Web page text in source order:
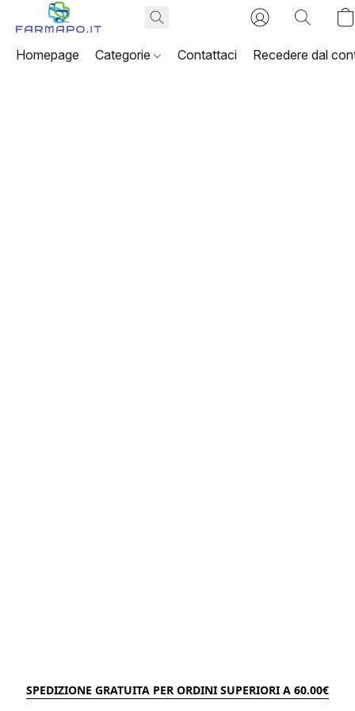
Homepage Categorie Contattaci Recedere dal
SPEDIZIONE GRATUITA PER ORDINI SUPERIORI A 60.00€